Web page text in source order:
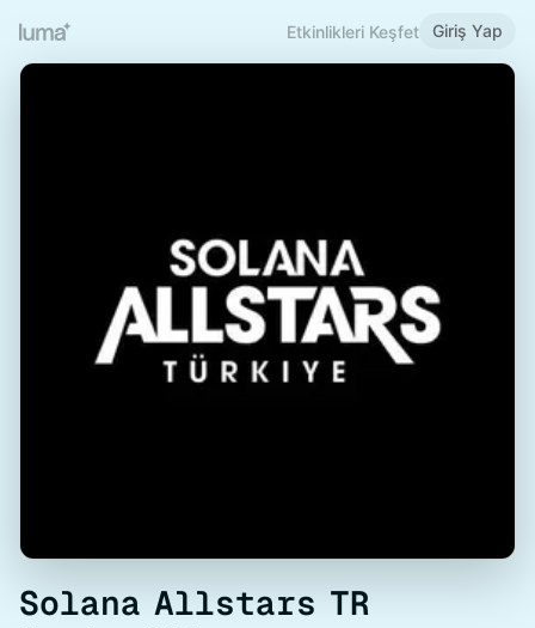
Etkinlikleri Keşfet Giriş Yap
Solana Allstars TR